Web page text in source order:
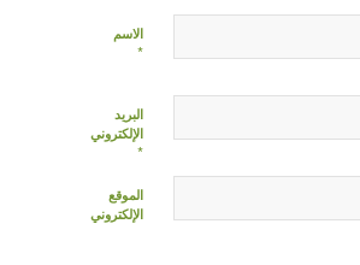
الاسم
*
البريد
الإلكتروني
*
الموقع
الإلكتروني